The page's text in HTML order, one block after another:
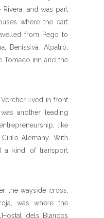
and was part
where the cart
from Pego to
Benissivà, Alpatró,
Tomaco inn and the
lived in front
another leading
like
Alemany. With
a kind of transport
the wayside cross,
was where the
dels Blancos